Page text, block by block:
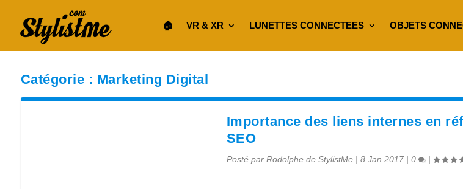
🏠︎ VR & XR LUNETTES CONNECTEES OBJETS
Catégorie : Marketing Digital
Importance des liens internes en
SEO
Posté par Rodolphe de StylistMe| 8 Jan 2017| 0 |